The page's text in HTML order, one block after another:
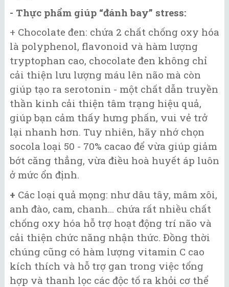
- Thực phẩm giúp “đánh bay” stress:
+ Chocolate đen: chứa 2 chất chống oxy hóa
là polyphenol, flavonoid và hàm lượng
tryptophan cao, chocolate đen không chỉ
cải thiện lưu lượng máu lên não mà còn
giúp tạo ra serotonin - một chất dẫn truyền
thần kinh cải thiện tâm trạng hiệu quả,
giúp bạn cảm thấy hưng phấn, vui vẻ trở
lại nhanh hơn. Tuy nhiên, hãy nhớ chọn
socola loại 50 - 70% cacao để vừa giúp giảm
bớt căng thẳng, vừa điều hoà huyết áp luôn
ở mức ổn định.
+ Các loại quả mọng: như dâu tây, mâm xôi,
anh đào, cam, chanh… chứa rất nhiều chất
chống oxy hóa hỗ trợ hoạt động trí não và
cải thiện chức năng nhận thức. Đồng thời
chúng cũng có hàm lượng vitamin C cao
kích thích và hỗ trợ gan trong việc tổng
hợp và thanh lọc các độc tố ra khỏi cơ thể